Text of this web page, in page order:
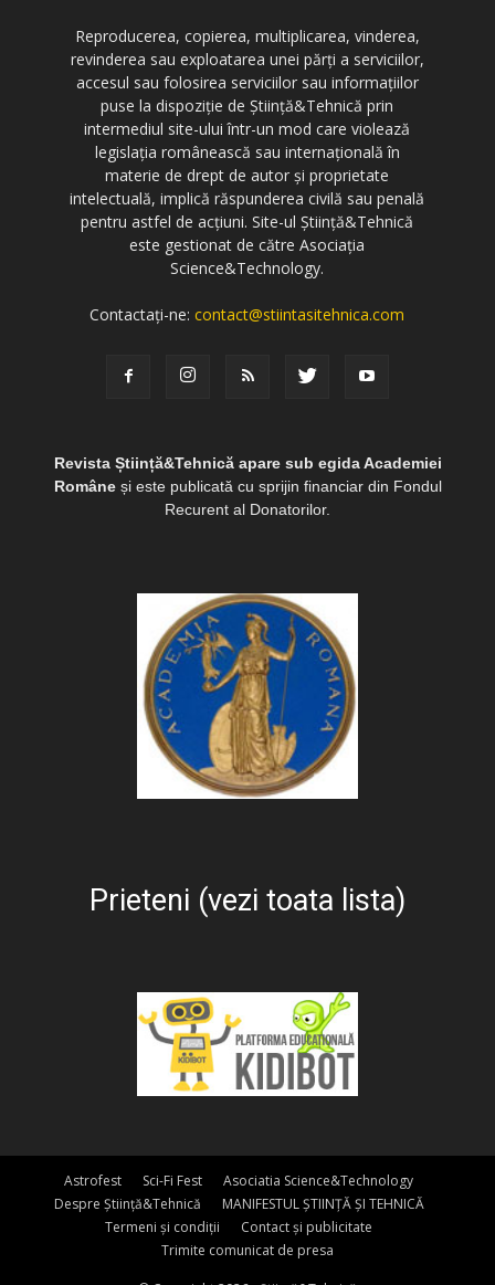
Reproducerea, copierea, multiplicarea, vinderea,
revinderea sau exploatarea unei părți a serviciilor,
accesul sau folosirea serviciilor sau informațiilor
puse la dispoziție de Știință&Tehnică prin
intermediul site-ului într-un mod care violează
legislația românească sau internațională în
materie de drept de autor și proprietate
intelectuală, implică răspunderea civilă sau penală
pentru astfel de acțiuni. Site-ul Știință&Tehnică
este gestionat de către Asociația
Science&Technology.
Contactați-ne:contact@stiintasitehnica.com
Revista Știință&Tehnică apare sub egida Academiei
Româneși este publicată cu sprijin financiar din Fondul
Recurent al Donatorilor.
Prieteni (vezi toata lista)
Astrofest Sci-Fi Fest
Asociatia Science&Technology
Despre Știință&Tehnică
MANIFESTUL ȘTIINȚĂ ȘI TEHNICĂ
Termeni și condiții
Contact și publicitate
Trimite comunicat de presa